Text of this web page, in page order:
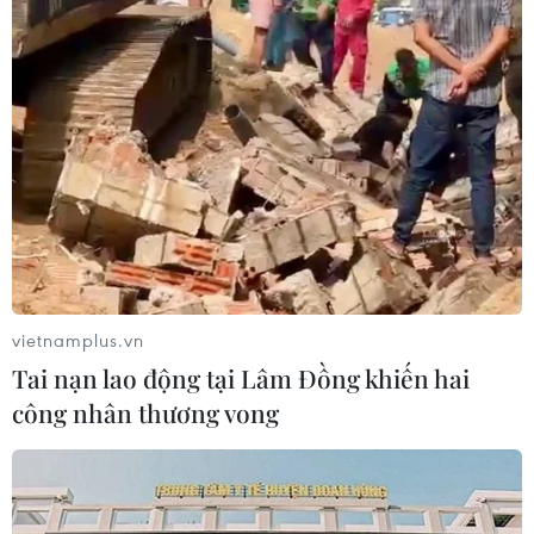
Lịch thi đấu ASEAN Cup 2026 ngày
7/8: Việt Nam hướng đến ngôi đầu
07/08/2026 00:07
Công Phượng gặp thử thách lớn
trong ngày tái xuất V-League 2026/27
06/08/2026 11:49
Nhận định Việt Nam vs
06/08/2026 11:05
vietnamplus.vn
Tai nạn lao động tại Lâm Đồng khiến hai
công nhân thương vong